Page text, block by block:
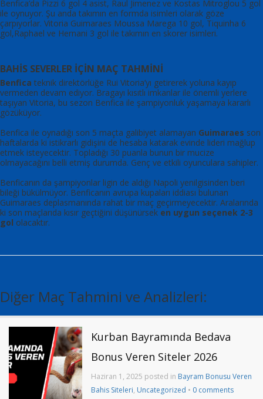
Benfica’da Pizzi 6 gol 4 asist, Raul Jimenez ve Kostas Mitroglou 5 gol
ile oynuyor. Şu anda takımın en formda isimleri olarak göze
çarpıyorlar. Vitoria Guimaraes Moussa Marega 10 gol, Tiquinha 6
gol,Raphael ve Hernani 3 gol ile takımın en skorer isimleri.
BAHİS SEVERLER İÇİN MAÇ TAHMİNİ
Benfica teknik direktörlüğe Rui Vitoria’yı getirerek yoluna kayıp
vermeden devam ediyor. Bragayı kısıtlı imkanlar ile önemli yerlere
taşıyan Vitoria, bu sezon Benfica ile şampiyonluk yaşamaya kararlı
gözüküyor.
Benfica ile oynadığı son 5 maçta galibiyet alamayan Guimaraes son
haftalarda ki istikrarlı gidişini de hesaba katarak evinde lideri mağlup
etmek isteyecektir. Topladığı 30 puanla bunun bir mucize
olmayacağını belli etmiş durumda. Genç ve etkili oyunculara sahipler.
Benficanın da şampiyonlar ligin de aldığı Napoli yenilgisinden beri
bileği bükülmüyor. Benficanın avrupa kupaları iddiası bulunan
Guimaraes deplasmanında rahat bir maç geçirmeyecektir. Aralarında
ki son maçlarıda kısır geçtiğini düşünürsek en uygun seçenek 2-3
gol olacaktır.
Diğer Maç Tahmini ve Analizleri:
Kurban Bayramında Bedava
Bonus Veren Siteler 2026
Haziran 1, 2025 posted in Bayram Bonusu Veren
Bahis Siteleri, Uncategorized • 0 comments